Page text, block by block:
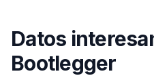
Datos
Bootlegger